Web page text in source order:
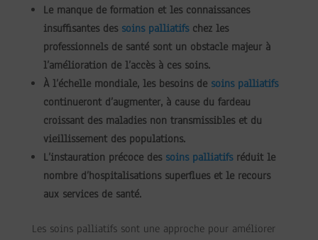
Le manque de formation et les connaissances
insuffisantes des soins palliatifschez les
professionnels de santé sont un obstacle majeur à
l’amélioration de l’accès à ces soins.
À l’échelle mondiale, les besoins de soins palliatifs
continueront d’augmenter, à cause du fardeau
croissant des maladies non transmissibles et du
vieillissement des populations.
L’instauration précoce des soins palliatifsréduit le
nombre d’hospitalisations superflues et le recours
aux services de santé.
Les soins palliatifs sont une approche pour améliorer